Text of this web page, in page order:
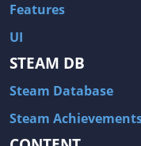
Features
UI
STEAM DB
Steam Database
Steam